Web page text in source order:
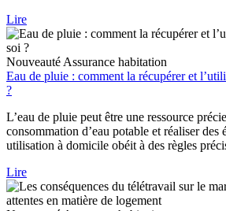
Lire
Nouveauté Assurance habitation
Eau de pluie : comment la récupérer et
?
L’eau de pluie peut être une ressource
consommation d’eau potable et réaliser des
utilisation à domicile obéit à des règles
Lire